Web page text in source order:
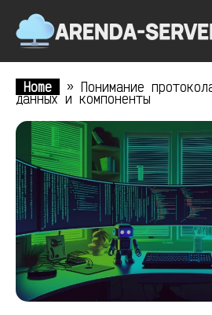
Home » Понимание
данных и компоненты